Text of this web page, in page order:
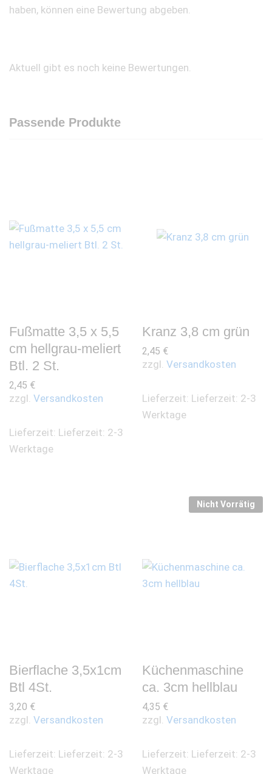
haben, können eine Bewertung abgeben.
Aktuell gibt es noch keine Bewertungen.
Passende Produkte
Fußmatte 3,5 x 5,5
cm hellgrau-meliert
Btl. 2 St.
2,45 €
zzgl. Versandkosten
Lieferzeit: Lieferzeit: 2-3
Werktage
Kranz 3,8 cm grün
2,45 €
zzgl. Versandkosten
Lieferzeit: Lieferzeit: 2-3
Werktage
Bierflache 3,5x1cm
Btl 4St.
3,20 €
zzgl. Versandkosten
Lieferzeit: Lieferzeit: 2-3
Werktage
Nicht Vorrätig
Küchenmaschine
ca. 3cm hellblau
4,35 €
zzgl. Versandkosten
Lieferzeit: Lieferzeit: 2-3
Werktage